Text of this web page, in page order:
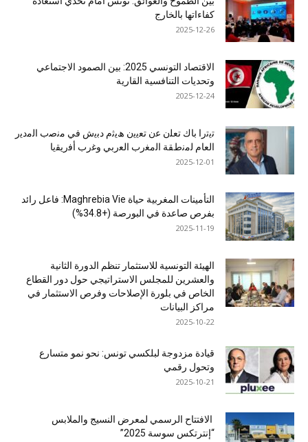
كفاءاتها بالخارج
2025-12-26
الاقتصاد التونسي 2025: بين الصمود الاجتماعي
وتحديات التنافسية القارية
2025-12-24
ﺗﯾﺗرا ﺑﺎك ﺗﻌﻠن ﻋن ﺗﻌﯾﯾن ھﯾﺛم دﺑﯾش ﻓﻲ ﻣﻧﺻب اﻟﻣدﯾر
اﻟﻌﺎم ﻟﻣﻧطﻘﺔ اﻟﻣﻐرب اﻟﻌرﺑﻲ وﻏرب أﻓرﯾﻘﯾﺎ
2025-12-01
التأمينات المغربية حياة Maghrebia Vie: فاعل رائد
بفرص صاعدة في البورصة (+34.8%)
2025-11-19
الهيئة التونسية للاستثمار تنظم الدورة الثانية
والعشرين للمجلس الاستراتيجي حول دور القطاع
الخاص في بلورة الإصلاحات وفرص الاستثمار في
مراكز البيانات
2025-10-22
قيادة مزدوجة لبلكسي تونس: نحو نمو متسارع
وتحول رقمي
2025-10-21
الافتتاح الرسمي لمعرض النسيج والملابس
“إنترتكس سوسة 2025”